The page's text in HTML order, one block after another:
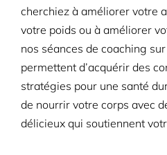
cherchiez à améliorer votre
votre poids ou à améliorer
nos séances de coaching
permettent d’acquérir des
stratégies pour une santé
de nourrir votre corps avec
délicieux qui soutiennent